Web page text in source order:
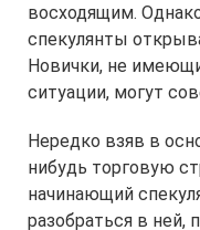
восходящим.
спекулянты
Новички, не
ситуации, могут
Нередко взяв в
нибудь торговую
начинающий
разобраться в ней,